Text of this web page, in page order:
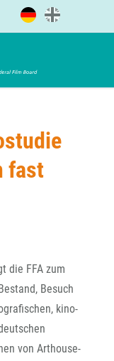
fast
die FFA zum
Besuch
kino-
von Arthouse-